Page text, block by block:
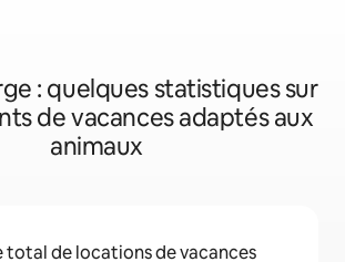
: quelques statistiques sur
de vacances adaptés aux
animaux
total de locations de vacances